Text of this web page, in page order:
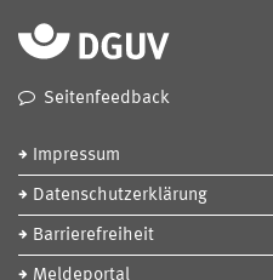
Seitenfeedback
Impressum
Datenschutzerklärung
Barrierefreiheit
Meldeportal